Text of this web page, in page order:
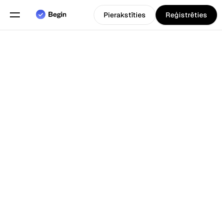
Pierakstīties Reģistrēties